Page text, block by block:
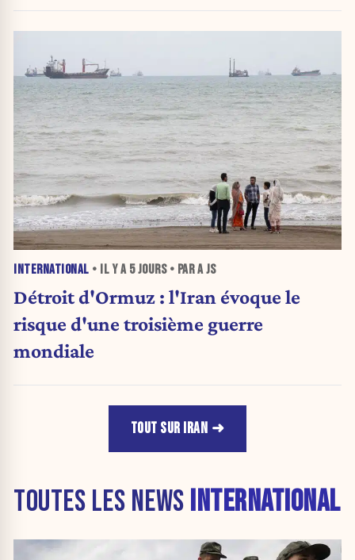
INTERNATIONAL • IL Y A 5 JOURS• PAR A JS
Détroit d'Ormuz : l'Iran évoque le
risque d'une troisième guerre
mondiale
TOUT SUR IRAN
TOUTES LES NEWS INTERNATIONAL